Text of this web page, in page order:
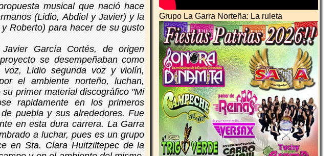
musical que nació hace
(Lidio, Abdiel y Javier) y la
Roberto) para hacer de su gusto
García Cortés, de origen
se desempeñaban como
voz, Lidio segunda voz y violín,
el ambiente norteño, luchan,
primer material discográfico "Mi
rapidamente en los primeros
puebla y sus alrededores. Fue
en esta dura carrera. La Garra
a luchar, pues es un grupo
en Sta. Clara Huitziltepec de la
Grupo La Garra Norteña: La ruleta